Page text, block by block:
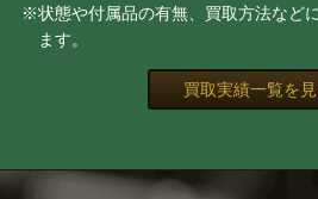
※状態や付属品の有無、買取方法など
ます。
買取実績一覧を見